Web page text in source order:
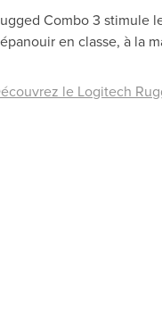
Combo 3 stimule
en classe, à la
le Logitech